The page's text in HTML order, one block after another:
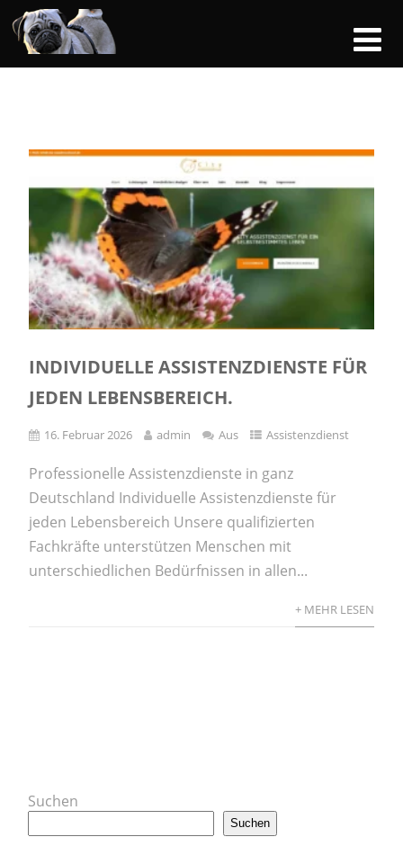
INDIVIDUELLE ASSISTENZDIENSTE FÜR
JEDEN LEBENSBEREICH.
16. Februar 2026 admin Aus Assistenzdienst
Professionelle Assistenzdienste in ganz
Deutschland Individuelle Assistenzdienste für
jeden Lebensbereich Unsere qualifizierten
Fachkräfte unterstützen Menschen mit
unterschiedlichen Bedürfnissen in allen...
+ MEHR LESEN
Suchen
Suchen